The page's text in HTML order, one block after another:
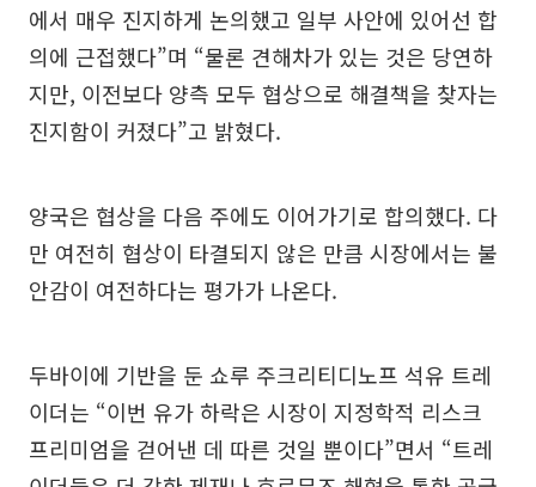
에서 매우 진지하게 논의했고 일부 사안에 있어선 합
의에 근접했다”며 “물론 견해차가 있는 것은 당연하
지만, 이전보다 양측 모두 협상으로 해결책을 찾자는
진지함이 커졌다”고 밝혔다.
양국은 협상을 다음 주에도 이어가기로 합의했다. 다
만 여전히 협상이 타결되지 않은 만큼 시장에서는 불
안감이 여전하다는 평가가 나온다.
두바이에 기반을 둔 쇼루 주크리티디노프 석유 트레
이더는 “이번 유가 하락은 시장이 지정학적 리스크
프리미엄을 걷어낸 데 따른 것일 뿐이다”면서 “트레